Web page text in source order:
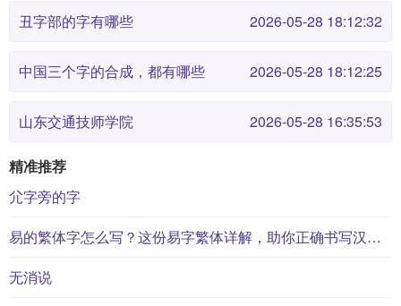
丑字部的字有哪些 2026-05-28 18:12:32
中国三个字的合成，都有哪些 2026-05-28 18:12:25
山东交通技师学院 2026-05-28 16:35:53
精准推荐
尣字旁的字
易的繁体字怎么写？这份易字繁体详解，助你正确书写汉字_汉字繁体学习
无消说